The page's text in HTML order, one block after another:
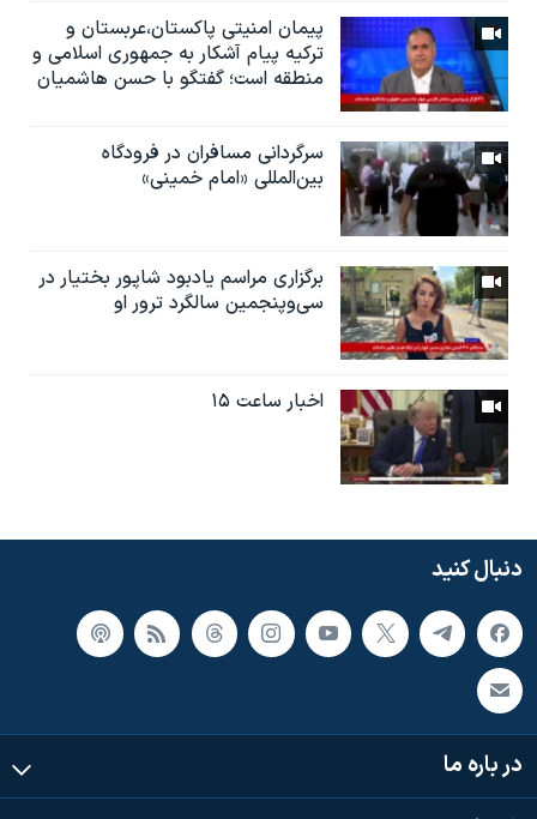
پیمان امنیتی پاکستان،عربستان و
ترکیه پیام آشکار به جمهوری اسلامی و
منطقه است؛ گفتگو با حسن هاشمیان
سرگردانی مسافران در فرودگاه
بین‌المللی «امام خمینی»
برگزاری مراسم یادبود شاپور بختیار در
سی‌وپنجمین سالگرد ترور او
اخبار ساعت ۱۵
دنبال کنید
در باره ما